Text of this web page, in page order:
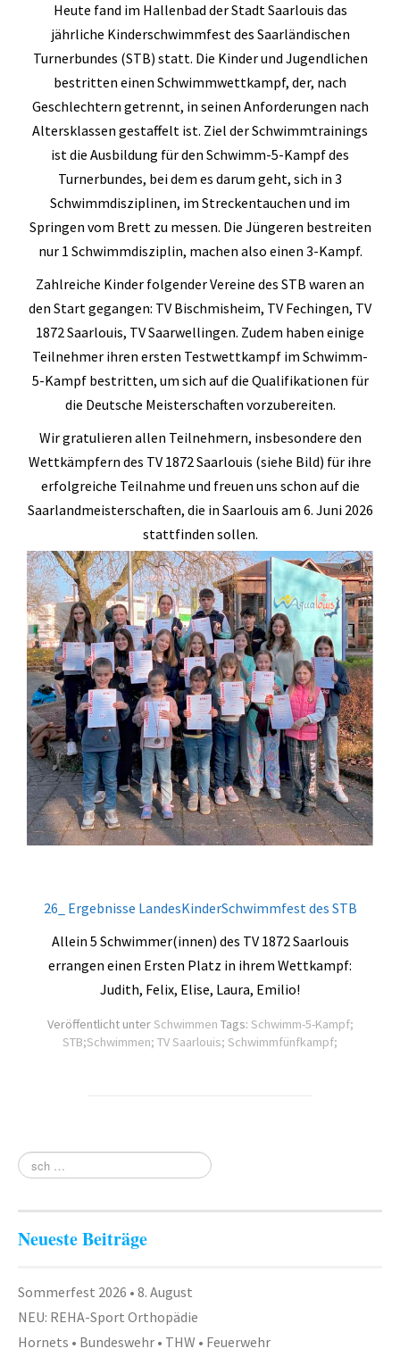
Orthopädie – REHA
Rückenschule
Tai Chi
Yoga
Geräteturnen
Kletterknirpse
Kraft und Fitness
Schwimmen
Schwimmen lernen
Seepferdchen
Schwimmer
Seniorensport
Sportabzeichen
Trampolin
Turnen
Zumba
TV 1872 Saarlouis e.V.
Vorstand
Turnrat
Mitgliedschaft
Kontakt
Datenschutzerklärung
Impressum
Datenschutzerklärung
Heute fand im Hallenbad der Stadt Saarlouis das
jährliche Kinderschwimmfest des Saarländischen
Turnerbundes (STB) statt. Die Kinder und Jugendlichen
bestritten einen Schwimmwettkampf, der, nach
Geschlechtern getrennt, in seinen Anforderungen nach
Altersklassen gestaffelt ist. Ziel der Schwimmtrainings
ist die Ausbildung für den Schwimm-5-Kampf des
Turnerbundes, bei dem es darum geht, sich in 3
Schwimmdisziplinen, im Streckentauchen und im
Springen vom Brett zu messen. Die Jüngeren bestreiten
nur 1 Schwimmdisziplin, machen also einen 3-Kampf.
Zahlreiche Kinder folgender Vereine des STB waren an
den Start gegangen: TV Bischmisheim, TV Fechingen, TV
1872 Saarlouis, TV Saarwellingen. Zudem haben einige
Teilnehmer ihren ersten Testwettkampf im Schwimm-
5-Kampf bestritten, um sich auf die Qualifikationen für
die Deutsche Meisterschaften vorzubereiten.
Wir gratulieren allen Teilnehmern, insbesondere den
Wettkämpfern des TV 1872 Saarlouis (siehe Bild) für ihre
erfolgreiche Teilnahme und freuen uns schon auf die
Saarlandmeisterschaften, die in Saarlouis am 6. Juni 2026
stattfinden sollen.
26_ Ergebnisse LandesKinderSchwimmfest des STB
Allein 5 Schwimmer(innen) des TV 1872 Saarlouis
errangen einen Ersten Platz in ihrem Wettkampf:
Judith, Felix, Elise, Laura, Emilio!
Veröffentlicht unterSchwimmen Tags: Schwimm-5-Kampf;
STB;Schwimmen; TV Saarlouis; Schwimmfünfkampf;
Neueste Beiträge
Sommerfest 2026 • 8. August
NEU: REHA-Sport Orthopädie
Hornets • Bundeswehr • THW • Feuerwehr